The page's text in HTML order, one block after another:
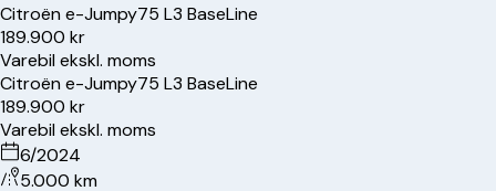
Citroëne-Jumpy75 L3 BaseLine
189.900 kr
Varebil ekskl. moms
Citroëne-Jumpy75 L3 BaseLine
189.900 kr
Varebil ekskl. moms
6/2024
5.000 km